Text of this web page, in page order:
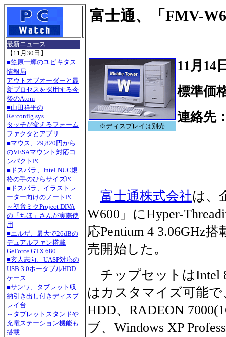
最新ニュース
【11月30日】
■笠原一輝のユビキタス
情報局
アウトオブオーダーと最
新プロセスを採用する今
後のAtom
■山田祥平の
Re:config.sys
タッチが変えるフォーム
ファクタとアプリ
■マウス、29,820円から
のVESAマウント対応コ
ンパクトPC
■ドスパラ、Intel NUC規
格の手のひらサイズPC
■ドスパラ、イラストレ
ーター向けのノートPC
～初音ミクProject DIVA
の「ちほ」さんが実際使
用
■エルザ、最大で26dBの
デュアルファン搭載
GeForce GTX 680
■玄人志向、UASP対応の
USB 3.0ポータブルHDD
ケース
■サンワ、タブレット収
納引き出し付きディスプ
レイ台
～タブレットスタンドや
充電ステーション機能も
搭載
富士通、「FMV-
※ディスプレイは別売
11月14
標準価
連絡先
富士通株式会社は、
W600」にHyper-
応Pentium 4 3.06GHz
売開始した。
チップセットはIntel
はカスタマイズ可能で
HDD、RADEON
ブ、Windows XP